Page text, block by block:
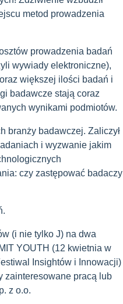
metod prowadzenia
prowadzenia badań
wywiady elektroniczne),
większej ilości badań i
badawcze stają coraz
wynikami podmiotów.
branży badawczej. Zaliczył
i wyzwanie jakim
czy zastępować badaczy
(i nie tylko J) na dwa
YOUTH (12 kwietnia w
Insightów i Innowacji)
zainteresowane pracą lub
z o.o.